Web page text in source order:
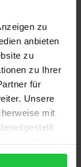
zu
anbieten
zu
zu Ihrer
für
Unsere
mit
die
und
verkennen
das
in
Fundament
Diese